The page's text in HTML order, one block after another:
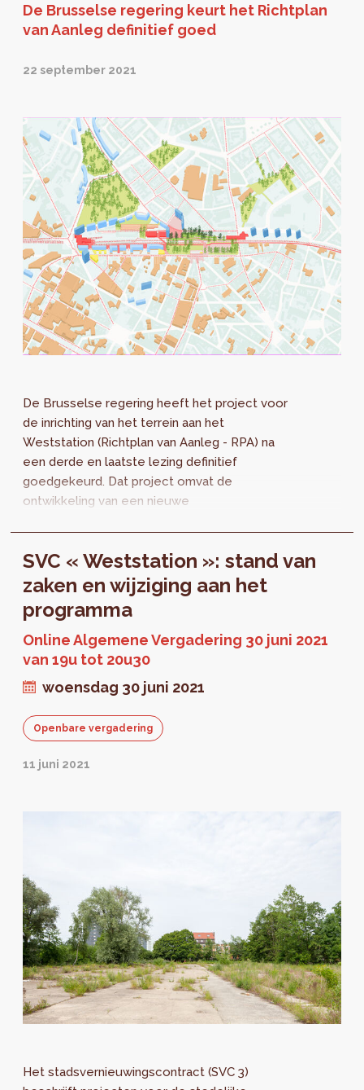
De Brusselse regering keurt het Richtplan
van Aanleg definitief goed
22 september 2021
De Brusselse regering heeft het project voor
de inrichting van het terrein aan het
Weststation (Richtplan van Aanleg - RPA) na
een derde en laatste lezing definitief
goedgekeurd. Dat project omvat de
ontwikkeling van een nieuwe
ruimten en grootstedelijke en lokale
voorzieningen. U kan de documenten
SVC « Weststation »: stand van
zaken en wijziging aan het
programma
Online Algemene Vergadering 30 juni 2021
van 19u tot 20u30
woensdag 30 juni 2021
Openbare vergadering
11 juni 2021
Het stadsvernieuwingscontract (SVC 3)